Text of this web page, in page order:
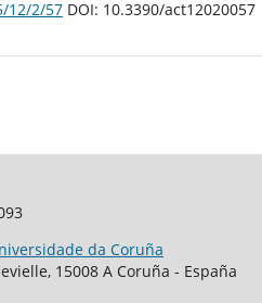
12/2/57 DOI: 10.3390/act12020057
da Coruña
15008 A Coruña - España